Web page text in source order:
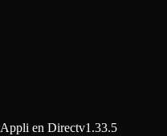
Appli en Directv1.33.5